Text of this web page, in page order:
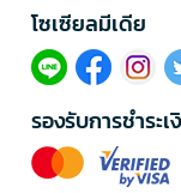
โซเซียลมีเดีย​
รองรับการชำระเ